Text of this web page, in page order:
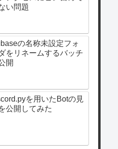
い問題
の名称未設定フォ
をリネームするバッチ
開
を用いたBotの見
公開してみた